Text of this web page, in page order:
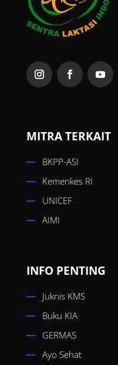
MITRA TERKAIT
BKPP-ASI
Kemenkes RI
UNICEF
AIMI
INFO PENTING
Juknis KMS
Buku KIA
GERMAS
Ayo Sehat